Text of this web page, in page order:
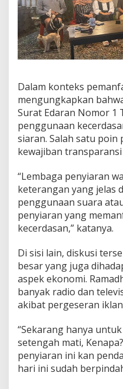
Dalam konteks
mengungkapkan
Surat Edaran Nomor 1
penggunaan
siaran. Salah satu poin
kewajiban
“Lembaga penyiaran
keterangan yang jelas
penggunaan suara
penyiaran yang
kecerdasan,” katanya.
Di sisi lain, diskusi
besar yang juga
aspek ekonomi.
banyak radio dan
akibat pergeseran
“Sekarang hanya
setengah mati,
penyiaran ini kan
hari ini sudah